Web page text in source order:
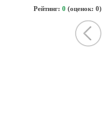
Рейтинг: 0 (оценок: 0)